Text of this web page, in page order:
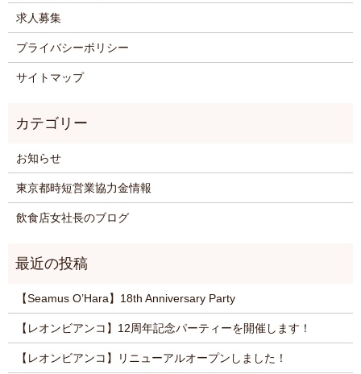
求人募集
プライバシーポリシー
サイトマップ
お知らせ
東京都時短営業協力金情報
飲食店女社長のブログ
【Seamus O’Hara】18th Anniversary Party
【レオンビアンコ】12周年記念パーティーを開催します！
【レオンビアンコ】リニューアルオープンしました！